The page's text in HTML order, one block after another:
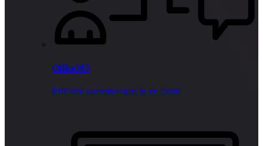
Office365
Efficiënt samenwerken in de cloud